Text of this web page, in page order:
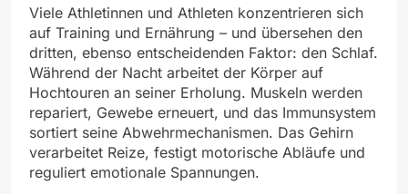
Viele Athletinnen und Athleten konzentrieren sich
auf Training und Ernährung – und übersehen den
dritten, ebenso entscheidenden Faktor: den Schlaf.
Während der Nacht arbeitet der Körper auf
Hochtouren an seiner Erholung. Muskeln werden
repariert, Gewebe erneuert, und das Immunsystem
sortiert seine Abwehrmechanismen. Das Gehirn
verarbeitet Reize, festigt motorische Abläufe und
reguliert emotionale Spannungen.